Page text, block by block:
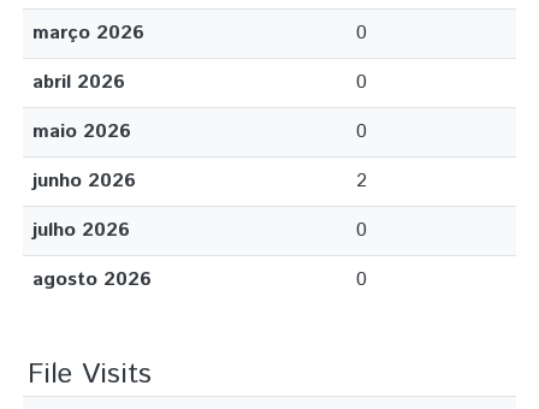
março 2026
0
abril 2026
0
maio 2026
0
junho 2026
2
julho 2026
0
agosto 2026
0
File Visits